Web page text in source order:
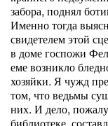
забора, поднял
Именно тогда
свидетелем этой
в доме госпожи
еме возникло
хозяйки. Я чужд
том, что ведьмы
них. И дело,